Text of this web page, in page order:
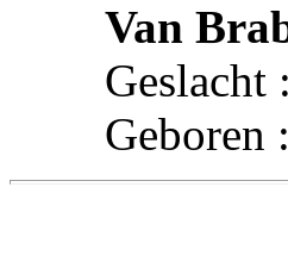
Van
Geslacht
Geboren